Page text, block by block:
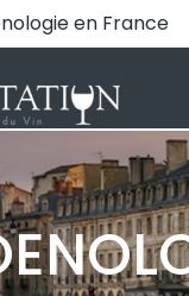
en France